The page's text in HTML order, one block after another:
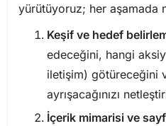
yürütüyoruz; her aşamada
Keşif ve hedef
edeceğini, hangi
iletişim) götüreceğini
ayrışacağınızı
İçerik mimarisi ve